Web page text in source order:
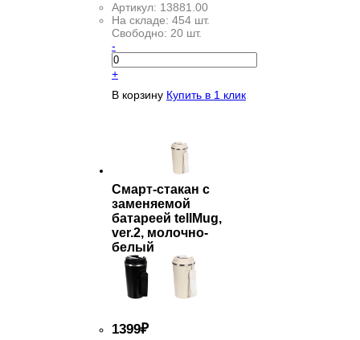
Артикул: 13881.00
На складе: 454 шт.
Свободно: 20 шт.
-
+
В корзину Купить в 1 клик
Смарт-стакан с
заменяемой
батареей tellMug,
ver.2, молочно-
белый
1399₽